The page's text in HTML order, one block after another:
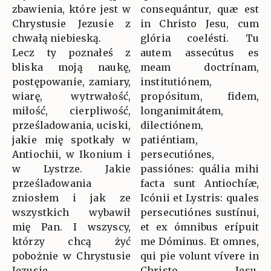
zbawienia, które jest w
Chrystusie Jezusie z
chwałą niebieską.
Lecz ty poznałeś z
bliska moją naukę,
postępowanie, zamiary,
wiarę, wytrwałość,
miłość, cierpliwość,
prześladowania, uciski,
jakie mię spotkały w
Antiochii, w Ikonium i
w Lystrze. Jakie
prześladowania
zniosłem i jak ze
wszystkich wybawił
mię Pan. I wszyscy,
którzy chcą żyć
pobożnie w Chrystusie
consequántur, quæ est
in Christo Jesu, cum
glória coelésti. Tu
autem assecútus es
meam doctrínam,
institutiónem,
propósitum, fidem,
longanimitátem,
dilectiónem,
patiéntiam,
persecutiónes,
passiónes: quália mihi
facta sunt Antiochíæ,
Icónii et Lystris: quales
persecutiónes sustínui,
et ex ómnibus erípuit
me Dóminus. Et omnes,
qui pie volunt vívere in